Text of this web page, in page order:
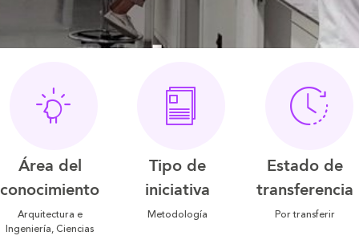
Área del
conocimiento
Arquitectura e
Ingeniería, Ciencias
Tipo de
iniciativa
Metodología
Estado de
transferencia
Por transferir